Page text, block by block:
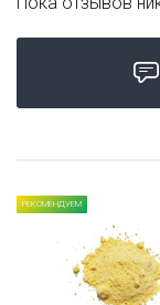
РЕКОМЕНДУЕМ